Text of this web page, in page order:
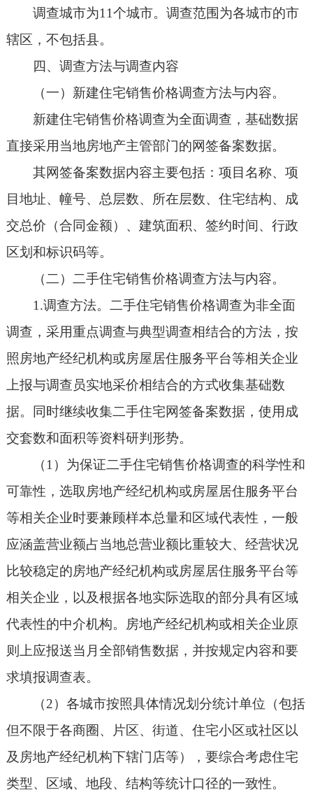
调查城市为11个城市。调查范围为各城市的市
辖区，不包括县。
四、调查方法与调查内容
（一）新建住宅销售价格调查方法与内容。
新建住宅销售价格调查为全面调查，基础数据
直接采用当地房地产主管部门的网签备案数据。
其网签备案数据内容主要包括：项目名称、项
目地址、幢号、总层数、所在层数、住宅结构、成
交总价（合同金额）、建筑面积、签约时间、行政
区划和标识码等。
（二）二手住宅销售价格调查方法与内容。
1.调查方法。二手住宅销售价格调查为非全面
调查，采用重点调查与典型调查相结合的方法，按
照房地产经纪机构或房屋居住服务平台等相关企业
上报与调查员实地采价相结合的方式收集基础数
据。同时继续收集二手住宅网签备案数据，使用成
交套数和面积等资料研判形势。
（1）为保证二手住宅销售价格调查的科学性和
可靠性，选取房地产经纪机构或房屋居住服务平台
等相关企业时要兼顾样本总量和区域代表性，一般
应涵盖营业额占当地总营业额比重较大、经营状况
比较稳定的房地产经纪机构或房屋居住服务平台等
相关企业，以及根据各地实际选取的部分具有区域
代表性的中介机构。房地产经纪机构或相关企业原
则上应报送当月全部销售数据，并按规定内容和要
求填报调查表。
（2）各城市按照具体情况划分统计单位（包括
但不限于各商圈、片区、街道、住宅小区或社区以
及房地产经纪机构下辖门店等），要综合考虑住宅
类型、区域、地段、结构等统计口径的一致性。